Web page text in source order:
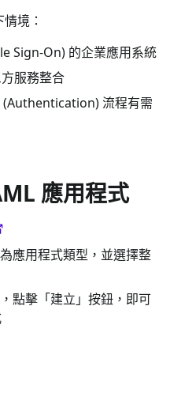
境：
Sign-On) 的企業應用系統
服務整合
(Authentication) 流程有需
應用程式
應用程式類型，並選擇整
點擊「建立」按鈕，即可